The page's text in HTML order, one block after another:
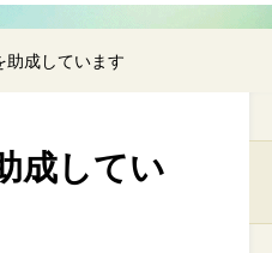
助成しています
成してい